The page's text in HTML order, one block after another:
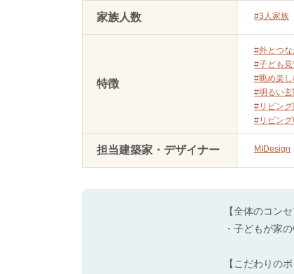
家族人数 #3人家族
特徴
#外とつ
#子ども
#眺め楽
#明るい
#リビン
#リビン
担当建築家・デザイナー MIDesign
【全体のコンセ
・子どもが家
【こだわりのポ